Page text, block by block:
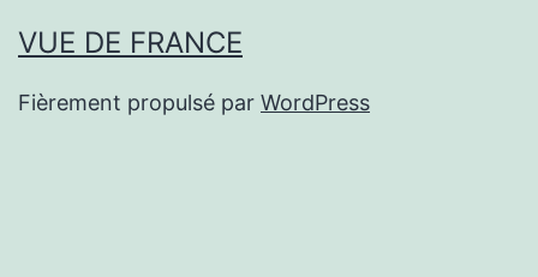
VUE DE FRANCE
Fièrement propulsé par WordPress